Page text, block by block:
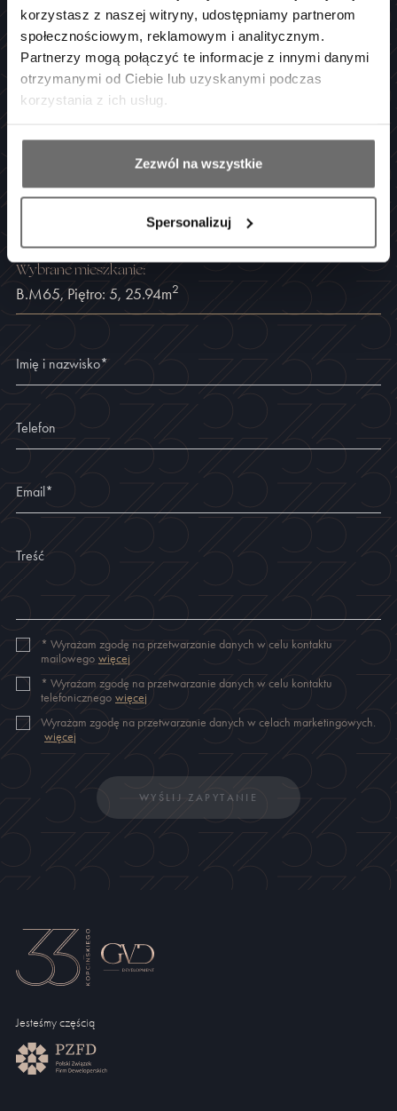
korzystasz z naszej witryny, udostępniamy partnerom
społecznościowym, reklamowym i analitycznym.
Partnerzy mogą połączyć te informacje z innymi danymi
otrzymanymi od Ciebie lub uzyskanymi podczas
korzystania z ich usług.
Zezwól na wszystkie
Spersonalizuj
POROZMAWIAJMY
Masz pytania lub chcesz się
umówić na spotkanie?
Jesteśmy dostępni codziennie od 8 do 17
Wybranemieszkanie:
B.M65, Piętro: 5, 25.94m2
Imię i nazwisko*
Telefon
Email*
Treść
* Wyrażam zgodę na przetwarzanie danych w celu kontaktu
mailowego więcej
* Wyrażam zgodę na przetwarzanie danych w celu kontaktu
telefonicznego więcej
Wyrażam zgodę na przetwarzanie danych w celach marketingowych.
więcej
WYŚLIJ ZAPYTANIE
Jesteśmy częścią